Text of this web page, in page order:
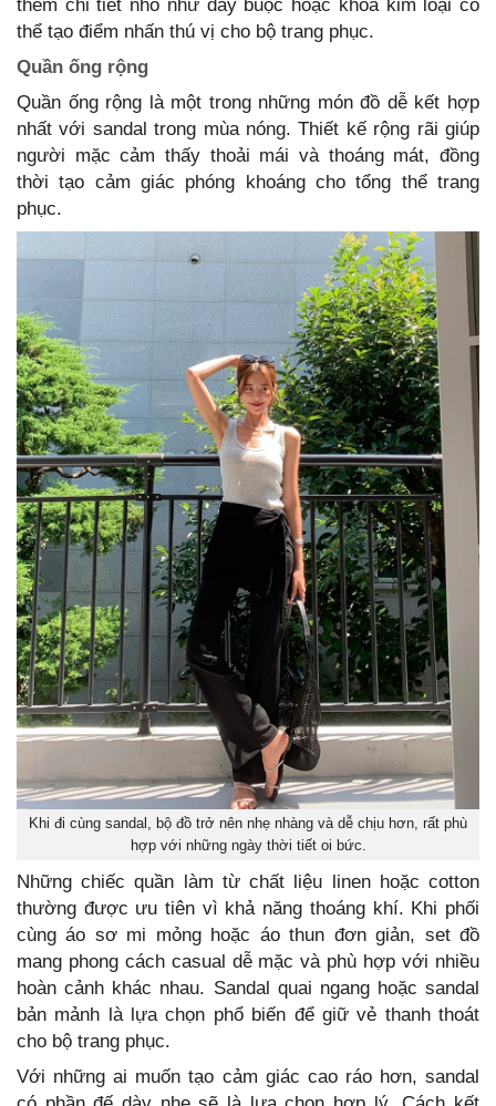
thêm chi tiết nhỏ như dây buộc hoặc khóa kim loại có
thể tạo điểm nhấn thú vị cho bộ trang phục.
Quần ống rộng
Quần ống rộng là một trong những món đồ dễ kết hợp
nhất với sandal trong mùa nóng. Thiết kế rộng rãi giúp
người mặc cảm thấy thoải mái và thoáng mát, đồng
thời tạo cảm giác phóng khoáng cho tổng thể trang
phục.
Khi đi cùng sandal, bộ đồ trở nên nhẹ nhàng và dễ chịu hơn, rất phù
hợp với những ngày thời tiết oi bức.
Những chiếc quần làm từ chất liệu linen hoặc cotton
thường được ưu tiên vì khả năng thoáng khí. Khi phối
cùng áo sơ mi mỏng hoặc áo thun đơn giản, set đồ
mang phong cách casual dễ mặc và phù hợp với nhiều
hoàn cảnh khác nhau. Sandal quai ngang hoặc sandal
bản mảnh là lựa chọn phổ biến để giữ vẻ thanh thoát
cho bộ trang phục.
Với những ai muốn tạo cảm giác cao ráo hơn, sandal